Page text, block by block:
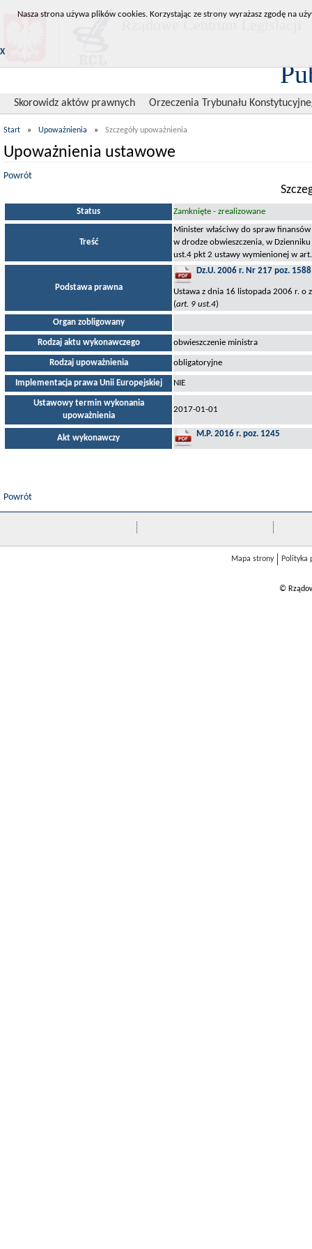
Skorowidz aktów prawnych Orzeczenia Trybunału
Start » Upoważnienia » Szczegóły upoważnienia
Upoważnienia ustawowe
Powrót
Status Zamknięte - zrealizowane
Treść
Minister właściwy do spraw
w drodze obwieszczenia, w
ust.4 pkt 2 ustawy wymienionej w
Podstawa prawna
Dz.U. 2006 r. Nr 217 poz. 1588
Ustawa z dnia 16 listopada 2006 r.
(art. 9 ust.4)
Organ zobligowany
Rodzaj aktu wykonawczego obwieszczenie ministra
Rodzaj upoważnienia obligatoryjne
Implementacja prawa Unii Europejskiej NIE
Ustawowy termin wykonania
upoważnienia
2017-01-01
Akt wykonawczy M.P. 2016 r. poz. 1245
Powrót
Mapa strony Polityka
©
Nasza strona używa plików cookies. Korzystając ze strony wyrażasz zgodę na
X